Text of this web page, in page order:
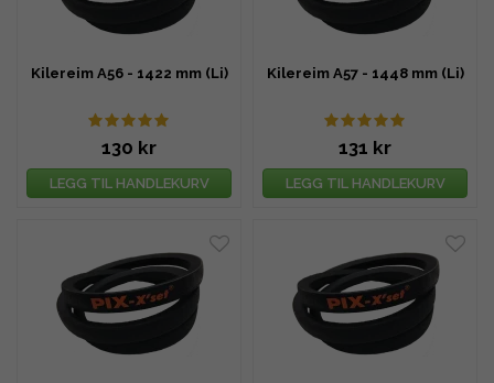
Kilereim A56 - 1422 mm (Li)
130 kr
LEGG TIL HANDLEKURV
Kilereim A57 - 1448 mm (Li)
131 kr
LEGG TIL HANDLEKURV